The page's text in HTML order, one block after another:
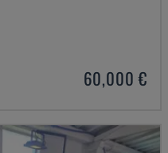
60,000 €